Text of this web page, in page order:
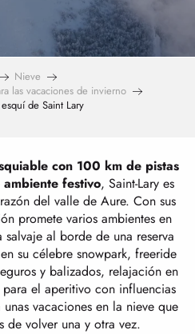
Nieve
las vacaciones de invierno
de Saint Lary
con 100 km de pistas
festivo, Saint-Lary es
del valle de Aure. Con sus
promete varios ambientes en
al borde de una reserva
su célebre snowpark, freeride
y balizados, relajación en
el aperitivo con influencias
vacaciones en la nieve que
de volver una y otra vez.